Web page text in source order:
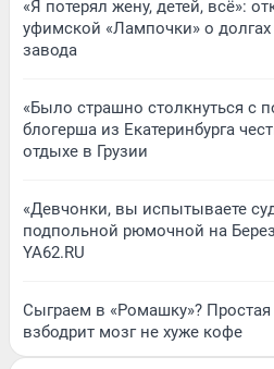
«Я потерял жену, детей, всё»:
уфимской «Лампочки» о
завода
«Было страшно столкнуться с
блогерша из Екатеринбурга
отдыхе в Грузии
«Девчонки, вы испытываете
подпольной рюмочной на
YA62.RU
Сыграем в «Ромашку»?
взбодрит мозг не хуже кофе